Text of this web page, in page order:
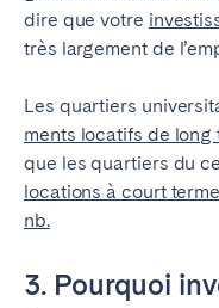
dire que votre
très largement de
Les quartiers
ments locatifs de long
que les quartiers du
locations à court
nb.
3. Pourquoi